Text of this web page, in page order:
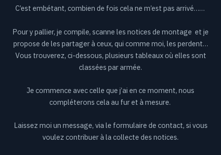
C’est embétant, combien de fois cela ne m’est pas arrivé……
Pour y pallier, je compile, scanne les notices de montage et je
propose de les partager à ceux, qui comme moi, les perdent…
Vous trouverez, ci-dessous, plusieurs tableaux où elles sont
classées par armée.
Je commence avec celle que j’ai en ce moment, nous
compléterons cela au fur et à mesure.
Laissez moi un message, via le formulaire de contact, si vous
voulez contribuer à la collecte des notices.